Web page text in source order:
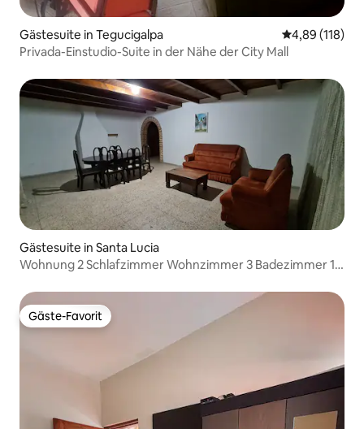
Gästesuite in Tegucigalpa
4,89 (118)
Privada-Einstudio-Suite in der Nähe der City Mall
Gästesuite in Santa Lucia
Wohnung 2 Schlafzimmer Wohnzimmer 3 Badezimmer 1
Gäste-Favorit
Gäste-Favorit